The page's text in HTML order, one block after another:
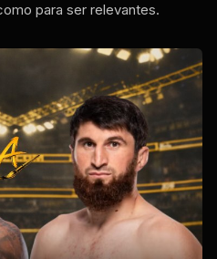
para ser relevantes.